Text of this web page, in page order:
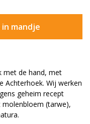
met de hand, met
Achterhoek. Wij werken
geheim recept
(tarwe),
in mandje